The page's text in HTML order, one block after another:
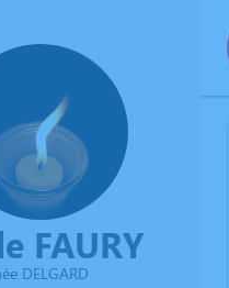
FAURY
DELGARD